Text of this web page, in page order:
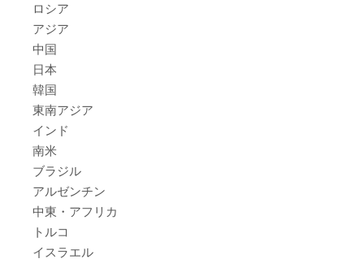
ロシア
アジア
中国
日本
韓国
東南アジア
インド
南米
ブラジル
アルゼンチン
中東・アフリカ
トルコ
イスラエル